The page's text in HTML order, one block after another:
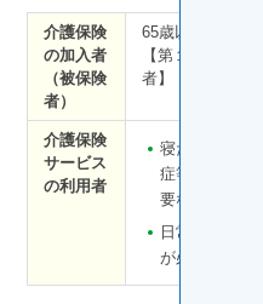
介護保険
の加入者
（被保険
者）
65歳以上の方
【第１号被保険
者】
介護保険
サービス
の利用者
寝たきり、認知
症等で介護が必
要な状態
日常生活に支援
が必要な状態